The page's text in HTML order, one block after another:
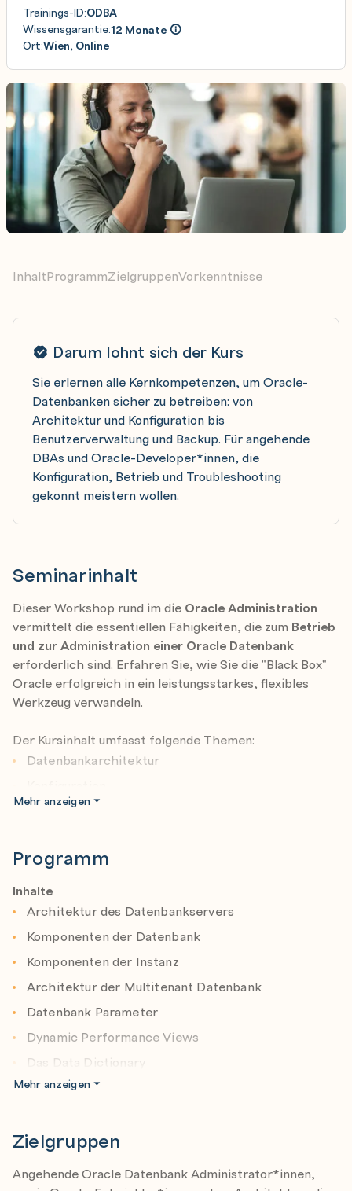
Darum lohnt sich der Kurs
Sie erlernen alle Kernkompetenzen, um Oracle-
Datenbanken sicher zu betreiben: von
Architektur und Konfiguration bis
Benutzerverwaltung und Backup. Für angehende
DBAs und Oracle-Developer*innen, die
Konfiguration, Betrieb und Troubleshooting
gekonnt meistern wollen.
Seminarinhalt
Dieser Workshop rund im die Oracle Administration
vermittelt die essentiellen Fähigkeiten, die zum Betrieb
und zur Administration einer Oracle Datenbank
erforderlich sind. Erfahren Sie, wie Sie die "Black Box"
Oracle erfolgreich in ein leistungsstarkes, flexibles
Werkzeug verwandeln.
Der Kursinhalt umfasst folgende Themen:
Datenbankarchitektur
Administration
Benutzer- und Objektmanagement.
DiesesOracle Datenbank Trainingist damit perfekt für
alle, die Oracle in Zukunft effizient einsetzen und
Mehr anzeigen
Programm
Inhalte
Architektur des Datenbankservers
Komponenten der Datenbank
Komponenten der Instanz
Architektur der Multitenant Datenbank
Datenbank Parameter
Dynamic Performance Views
Das Data Dictionary
Installations-Grundlagen
Anfang nicht für „Oracle“ steht
Oracle Netzwerk: Listener Konfiguration und Client
Mehr anzeigen
Zielgruppen
Angehende Oracle Datenbank Administrator*innen,
InhaltProgrammZielgruppenVorkenntnisse
Trainings-ID:ODBA
Wissensgarantie:12 Monate
Ort:Wien, Online